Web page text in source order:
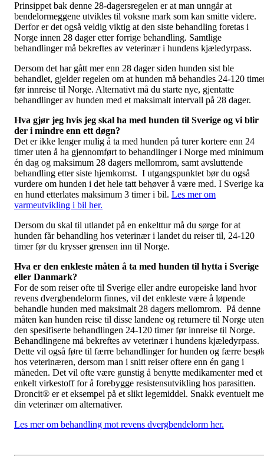
Prinsippet bak denne 28-dagersregelen er at man unngår at
bendelormeggene utvikles til voksne mark som kan smitte videre.
Derfor er det også veldig viktig at den siste behandling foretas i
Norge innen 28 dager etter forrige behandling. Samtlige
behandlinger må bekreftes av veterinær i hundens kjæledyrpass.
Dersom det har gått mer enn 28 dager siden hunden sist ble
behandlet, gjelder regelen om at hunden må behandles 24-120
før innreise til Norge. Alternativt må du starte nye, gjentatte
behandlinger av hunden med et maksimalt intervall på 28 dager.
Hva gjør jeg hvis jeg skal ha med hunden til Sverige og vi blir
der i mindre enn ett døgn?
Det er ikke lenger mulig å ta med hunden på turer kortere enn 24
timer uten å ha gjennomført to behandlinger i Norge med minimum
én dag og maksimum 28 dagers mellomrom, samt avsluttende
behandling etter siste hjemkomst. I utgangspunktet bør du også
vurdere om hunden i det hele tatt behøver å være med. I Sverige
en hund etterlates maksimum 3 timer i bil. Les mer om
varmeutvikling i bil her.
Dersom du skal til utlandet på en enkelttur må du sørge for at
hunden får behandling hos veterinær i landet du reiser til, 24-120
timer før du krysser grensen inn til Norge.
Hva er den enkleste måten å ta med hunden til hytta i Sverige
eller Danmark?
For de som reiser ofte til Sverige eller andre europeiske land hvor
revens dvergbendelorm finnes, vil det enkleste være å løpende
behandle hunden med maksimalt 28 dagers mellomrom. På denne
måten kan hunden reise til disse landene og returnere til Norge uten
den spesifiserte behandlingen 24-120 timer før innreise til Norge.
Behandlingene må bekreftes av veterinær i hundens kjæledyrpass.
Dette vil også føre til færre behandlinger for hunden og færre
hos veterinæren, dersom man i snitt reiser oftere enn én gang i
måneden. Det vil ofte være gunstig å benytte medikamenter med et
enkelt virkestoff for å forebygge resistensutvikling hos parasitten.
Droncit® er et eksempel på et slikt legemiddel. Snakk eventuelt
din veterinær om alternativer.
Les mer om behandling mot revens dvergbendelorm her.